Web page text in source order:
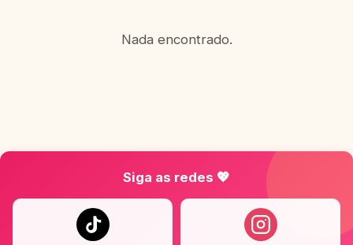
Nada encontrado.
Siga as redes 💖